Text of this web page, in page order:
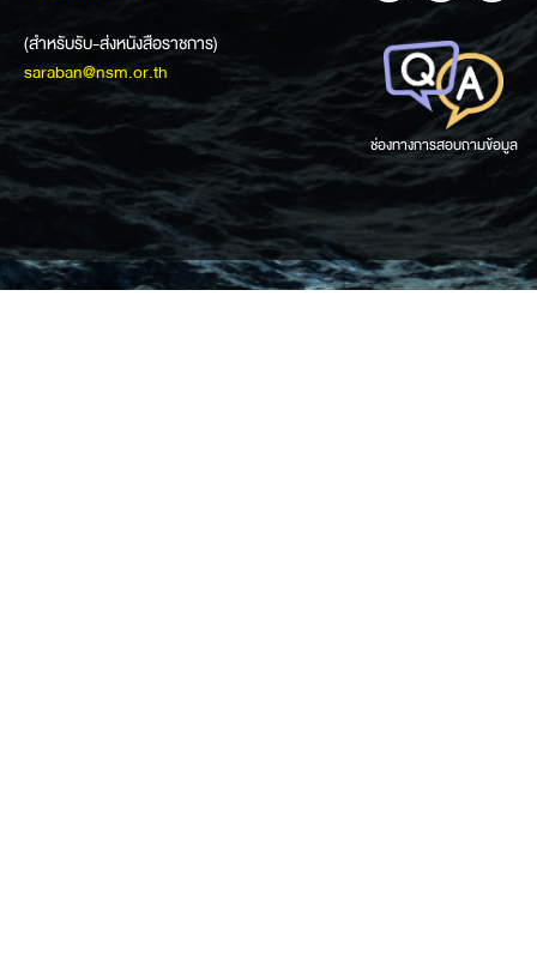
(สำหรับรับ-ส่งหนังสือราชการ)
saraban@nsm.or.th
ช่องทางการสอบถามข้อมูล